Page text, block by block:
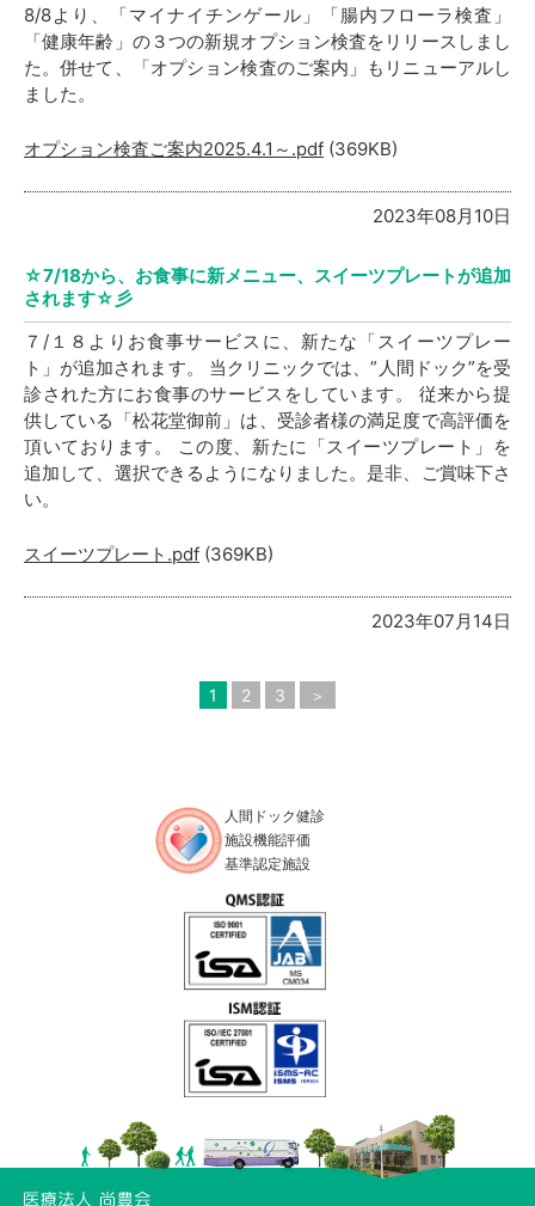
8/8より、「マイナイチンゲール」「腸内フローラ検査」
「健康年齢」の３つの新規オプション検査をリリースしまし
た。併せて、「オプション検査のご案内」もリニューアルし
ました。
オプション検査ご案内2025.4.1～.pdf (369KB)
2023年08月10日
☆7/18から、お食事に新メニュー、スイーツプレートが追加
されます☆彡
７/１８よりお食事サービスに、新たな「スイーツプレー
ト」が追加されます。 当クリニックでは、”人間ドック”を受
診された方にお食事のサービスをしています。 従来から提
供している「松花堂御前」は、受診者様の満足度で高評価を
頂いております。
この度、新たに「スイーツプレート」を
追加して、選択できるようになりました。是非、ご賞味下さ
い。
スイーツプレート.pdf (369KB)
2023年07月14日
1 2 3 ＞
人間ドック健診
施設機能評価
基準認定施設